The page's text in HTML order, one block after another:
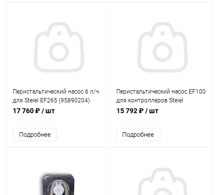
Перистальтический насос 6 л/ч
для Steiel EF265 (95890204)
17 760 ₽/ шт
Подробнее
Перистальтический насос EF100
для контроллеров Steiel
MC014/4 и MC014/5 (80509912)
15 792 ₽/ шт
Подробнее